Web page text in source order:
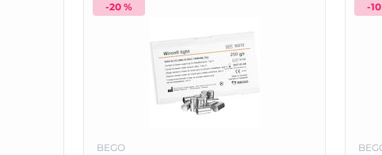
-20 %
BEGO
-